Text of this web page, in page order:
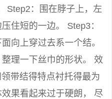
Step2：围在脖子上，左
住短的一边。 Step3：
向上穿过去系一个结。
理一下丝巾的形状。 效
带结得特点衬托得最为
果看起来过于硬朗， 尽